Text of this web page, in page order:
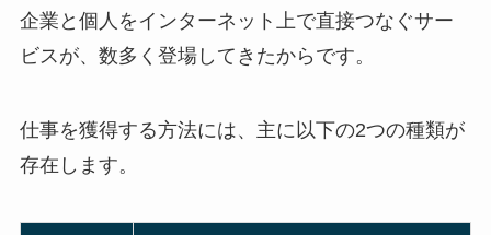
企業と個人をインターネット上で直接つなぐサー
ビスが、数多く登場してきたからです。
仕事を獲得する方法には、主に以下の2つの種類が
存在します。